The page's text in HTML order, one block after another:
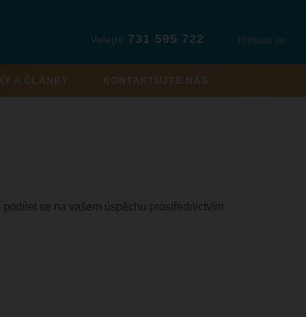
Přihlásit se
Volejte 731 595 722
A ČLÁNKY KONTAKTUJTE NÁS
se na vašem úspěchu prostřednictvím